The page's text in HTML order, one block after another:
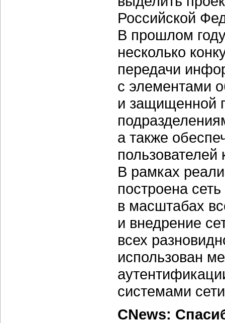
Российской
В прошлом
несколько
передачи
с элементами
и защищенной
а также
В рамках
построена
в масштабах
и внедрение
всех
использован
системами
CNews: